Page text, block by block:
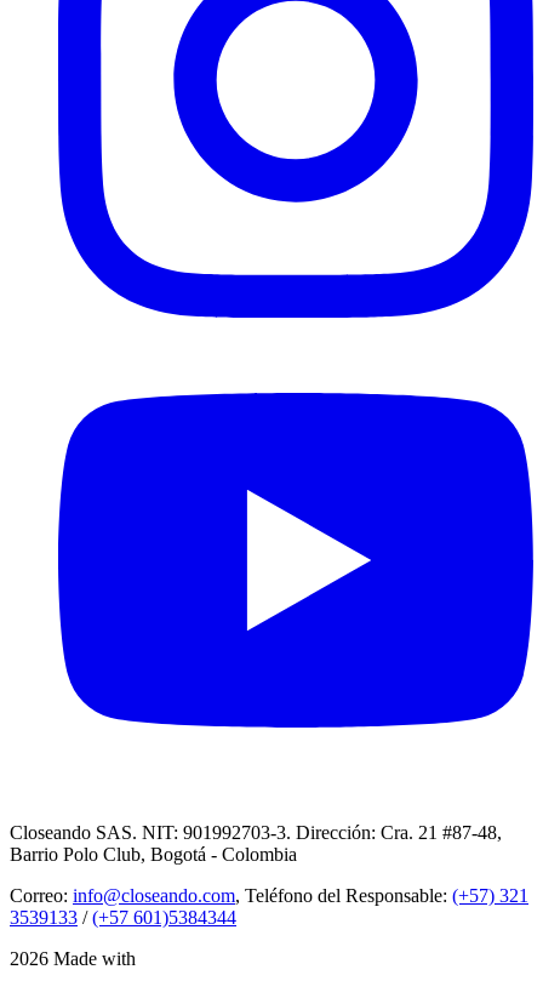
Closeando SAS. NIT: 901992703-3. Dirección: Cra. 21 #87-48,
Barrio Polo Club, Bogotá - Colombia
Correo: info@closeando.com, Teléfono del Responsable: (+57) 321
3539133 /(+57 601)5384344
2026 Made with